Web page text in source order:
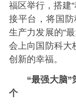
福区举行，搭建
接平台，将国
生产力发展的“
会上向国防科大
创新的幸福。
“最强大脑”
个